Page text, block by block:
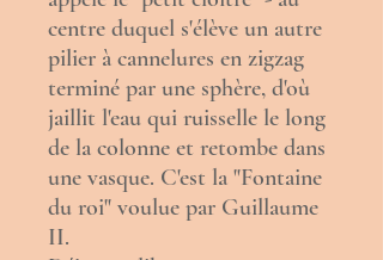
centre duquel s'élève un autre
pilier à cannelures en zigzag
terminé par une sphère, d'où
jaillit l'eau qui ruisselle le long
de la colonne et retombe dans
une vasque. C'est la "Fontaine
du roi" voulue par Guillaume
II.